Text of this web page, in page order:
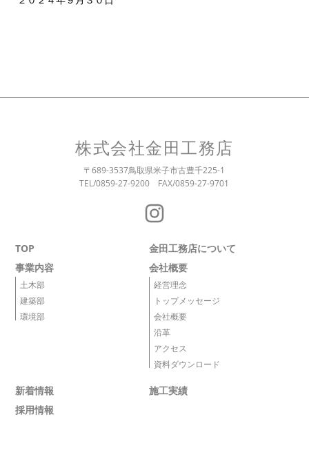
株式会社金田工務店
〒689-3537鳥取県米子市古豊千225-1
TEL/0859-27-9200 FAX/0859-27-9701
TOP
金田工務店について
事業内容
土木部
建築部
環境部
会社概要
経営理念
トップメッセージ
会社概要
沿革
アクセス
資料ダウンロード
新着情報
施工実績
採用情報